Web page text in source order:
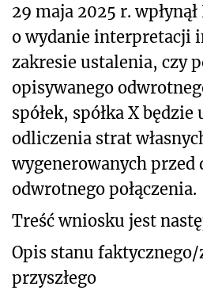
29 maja 2025 r.
o wydanie interpretacji
zakresie ustalenia, czy
opisywanego
spółek, spółka X
odliczenia strat
wygenerowanych przed
odwrotnego połączenia.
Treść wniosku jest
Opis stanu
przyszłego